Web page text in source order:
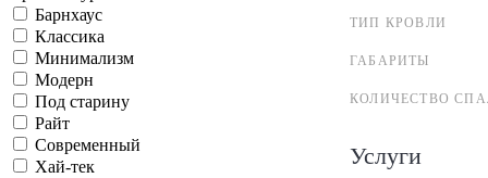
ТИП КРОВЛИ
ГАБАРИТЫ
КОЛИЧЕСТВО
Услуги
Барнхаус
Классика
Минимализм
Модерн
Под старину
Райт
Современный
Хай-тек